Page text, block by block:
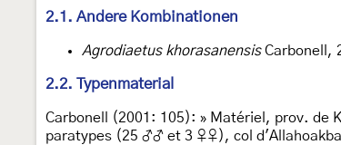
2.1. Andere Kombinationen
Agrodiaetus khorasanensisCarbonell,
2.2. Typenmaterial
Carbonell (2001: 105): » Matériel, prov.
paratypes (25 ♂♂ et 3 ♀♀), col